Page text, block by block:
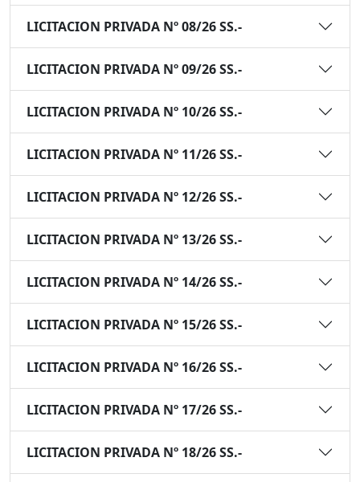
LICITACION PRIVADA Nº 08/26 SS.-
LICITACION PRIVADA Nº 09/26 SS.-
LICITACION PRIVADA Nº 10/26 SS.-
LICITACION PRIVADA Nº 11/26 SS.-
LICITACION PRIVADA Nº 12/26 SS.-
LICITACION PRIVADA Nº 13/26 SS.-
LICITACION PRIVADA Nº 14/26 SS.-
LICITACION PRIVADA Nº 15/26 SS.-
LICITACION PRIVADA Nº 16/26 SS.-
LICITACION PRIVADA Nº 17/26 SS.-
LICITACION PRIVADA Nº 18/26 SS.-